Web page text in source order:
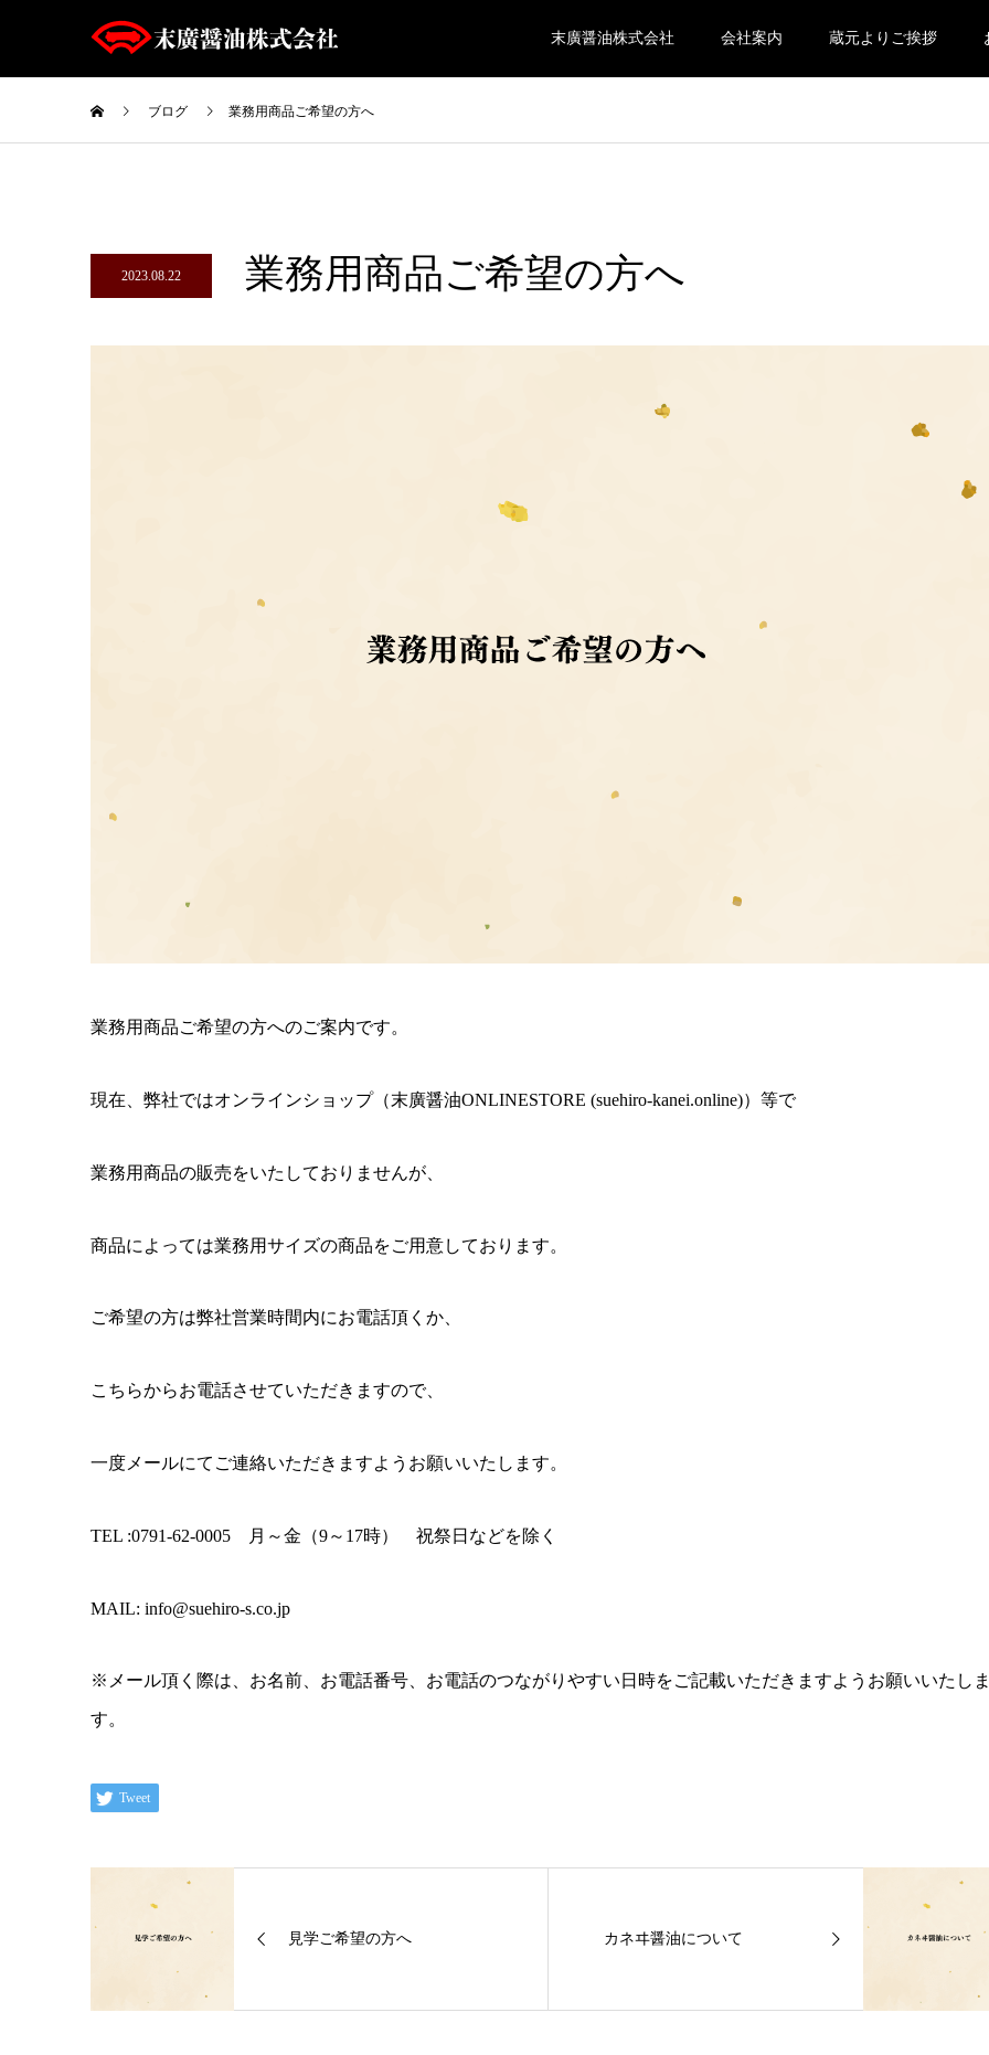
末廣醤油株式会社 会社案内 蔵元よりご挨拶
ブログ 業務用商品ご希望の方へ
2023.08.22 業務用商品ご希望の方へ
業務用商品ご希望の方へのご案内です。
現在、弊社ではオンラインショップ（末廣醤油ONLINESTORE (suehiro-kanei.online)）等で
業務用商品の販売をいたしておりませんが、
商品によっては業務用サイズの商品をご用意しております。
ご希望の方は弊社営業時間内にお電話頂くか、
こちらからお電話させていただきますので、
一度メールにてご連絡いただきますようお願いいたします。
TEL :0791-62-0005 月～金（9～17時） 祝祭日などを除く
MAIL: info@suehiro-s.co.jp
※メール頂く際は、お名前、お電話番号、お電話のつながりやすい日時をご記載いただきますようお願いいたし
す。
Tweet
見学ご希望の方へ カネヰ醤油について